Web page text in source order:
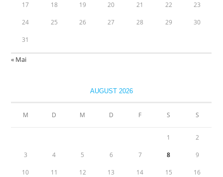
17 18 19 20 21 22 23
24 25 26 27 28 29 30
31
« Mai
AUGUST 2026
M D M D F S S
1 2
3 4 5 6 7 8 9
10 11 12 13 14 15 16